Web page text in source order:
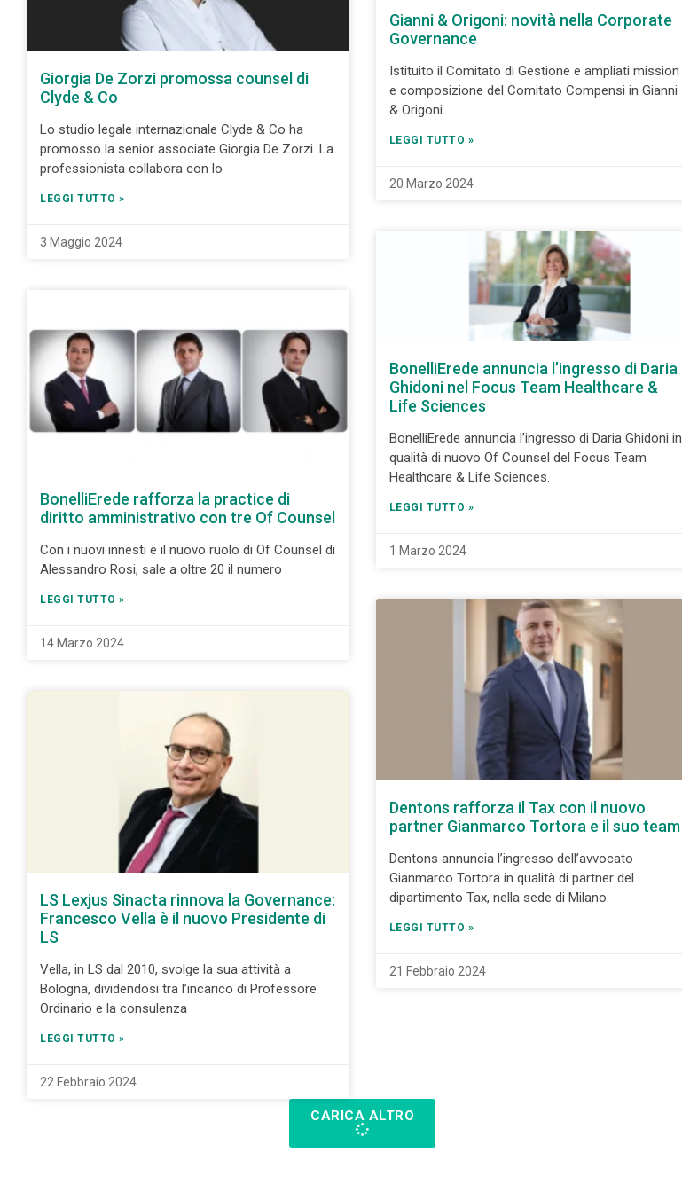
Giorgia De Zorzi promossa counsel di
Clyde & Co
Lo studio legale internazionale Clyde & Co ha
promosso la senior associate Giorgia De Zorzi. La
professionista collabora con lo
LEGGI TUTTO »
3 Maggio 2024
Gianni & Origoni: novità nella Corporate
Governance
Istituito il Comitato di Gestione e ampliati mission
e composizione del Comitato Compensi in Gianni
& Origoni.
LEGGI TUTTO »
20 Marzo 2024
BonelliErede rafforza la practice di
diritto amministrativo con tre Of Counsel
Con i nuovi innesti e il nuovo ruolo di Of Counsel di
Alessandro Rosi, sale a oltre 20 il numero
LEGGI TUTTO »
14 Marzo 2024
BonelliErede annuncia l’ingresso di Daria
Ghidoni nel Focus Team Healthcare &
Life Sciences
BonelliErede annuncia l’ingresso di Daria Ghidoni in
qualità di nuovo Of Counsel del Focus Team
Healthcare & Life Sciences.
LEGGI TUTTO »
1 Marzo 2024
LS Lexjus Sinacta rinnova la Governance:
Francesco Vella è il nuovo Presidente di
LS
Vella, in LS dal 2010, svolge la sua attività a
Bologna, dividendosi tra l’incarico di Professore
Ordinario e la consulenza
LEGGI TUTTO »
22 Febbraio 2024
Dentons rafforza il Tax con il nuovo
partner Gianmarco Tortora e il suo team
Dentons annuncia l’ingresso dell’avvocato
Gianmarco Tortora in qualità di partner del
dipartimento Tax, nella sede di Milano.
LEGGI TUTTO »
21 Febbraio 2024
CARICA ALTRO